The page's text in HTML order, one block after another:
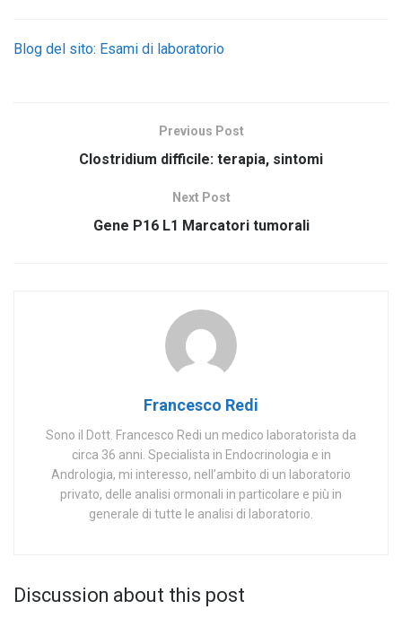
Blog del sito: Esami di laboratorio
Previous Post
Clostridium difficile: terapia, sintomi
Next Post
Gene P16 L1 Marcatori tumorali
Francesco Redi
Sono il Dott. Francesco Redi un medico laboratorista da
circa 36 anni. Specialista in Endocrinologia e in
Andrologia, mi interesso, nell’ambito di un laboratorio
privato, delle analisi ormonali in particolare e più in
generale di tutte le analisi di laboratorio.
Discussion about this post